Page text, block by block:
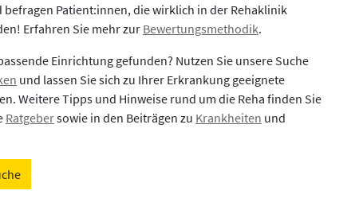
befragen Patient:innen, die wirklich in der Rehaklinik
Erfahren Sie mehr zur Bewertungsmethodik.
Einrichtung gefunden? Nutzen Sie unsere Suche
und lassen Sie sich zu Ihrer Erkrankung geeignete
Weitere Tipps und Hinweise rund um die Reha finden Sie
Ratgebersowie in den Beiträgen zu Krankheiten und